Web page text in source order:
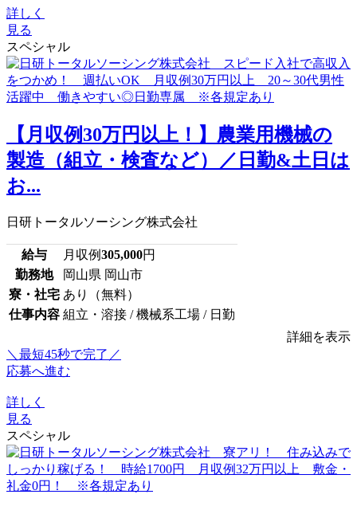
詳しく
見る
スペシャル
【月収例30万円以上！】農業用機械の
製造（組立・検査など）／日勤&土日は
お...
日研トータルソーシング株式会社
給与 月収例305,000円
勤務地
岡山県 岡山市
寮・社宅 あり（無料）
仕事内容 組立・溶接 / 機械系工場 / 日勤
詳細を表示
＼最短45秒で完了／
応募へ進む
詳しく
見る
スペシャル